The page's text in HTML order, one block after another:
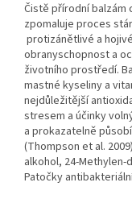
Čistě přírodní balzám
zpomaluje proces
protizánětlivé a
obranyschopnost a
životního prostředí.
mastné kyseliny a
nejdůležitější
stresem a účinky
a prokazatelně
(Thompson et al.
alkohol, 24-
Patočky